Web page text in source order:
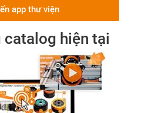
app thư viện
catalog hiện tại